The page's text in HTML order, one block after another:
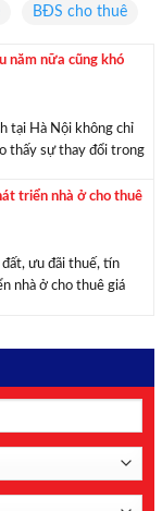
BĐS cho thuê
năm nữa cũng khó
tại Hà Nội không chỉ
thấy sự thay đổi trong
triển nhà ở cho thuê
ưu đãi thuế, tín
nhà ở cho thuê giá